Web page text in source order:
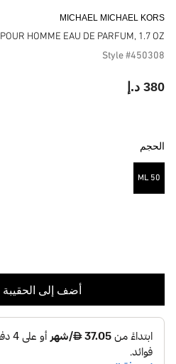
MICHAEL MICHAEL KORS
POUR HOMME EAU DE PARFUM, 1.7 OZ
Style #450308
380 د.إ
الحجم
50 ML
أضف إلى الحقيبة